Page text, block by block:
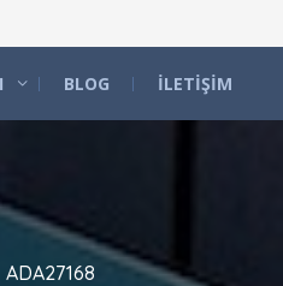
BLOG İLETIŞIM
ADA27168